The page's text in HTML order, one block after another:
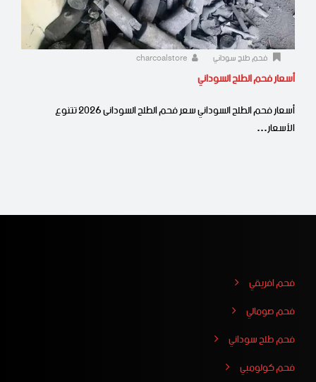
فحم طلح سوداني
أسعار فحم الطلح السوداني
أسعار فحم الطلح السوداني سعر فحم الطلح السودانى 2026 تتنوع
الأسعار…
فحم افريقي
فحم صومالي
فحم طلح سوداني
فحم كولومبي